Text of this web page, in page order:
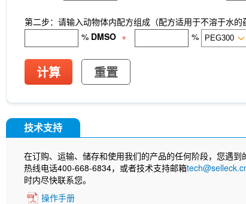
第二步：请输入动物体内配方组成（配方适用于不溶于水
% DMSO + %
计算 重置
技术支持
在订购、运输、储存和使用我们的产品的任何阶段，您遇
热线电话400-668-6834，或者技术支持邮箱
时内尽快联系您。
操作手册